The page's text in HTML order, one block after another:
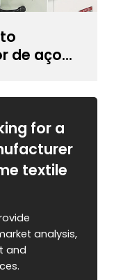
de aço
for a
textile
analysis,
and